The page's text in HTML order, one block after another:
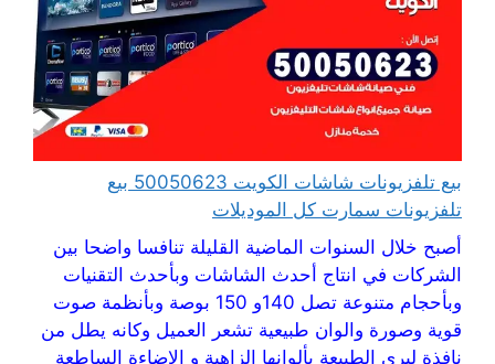
بيع تلفزيونات شاشات الكويت 50050623 بيع
تلفزيونات سمارت كل الموديلات
أصبح خلال السنوات الماضية القليلة تنافسا واضحا بين
الشركات في انتاج أحدث الشاشات وبأحدث التقنيات
وبأحجام متنوعة تصل 140و 150 بوصة وبأنظمة صوت
قوية وصورة والوان طبيعية تشعر العميل وكانه يطل من
نافذة ليرى الطبيعة بألوانها الزاهية و الإضاءة الساطعة